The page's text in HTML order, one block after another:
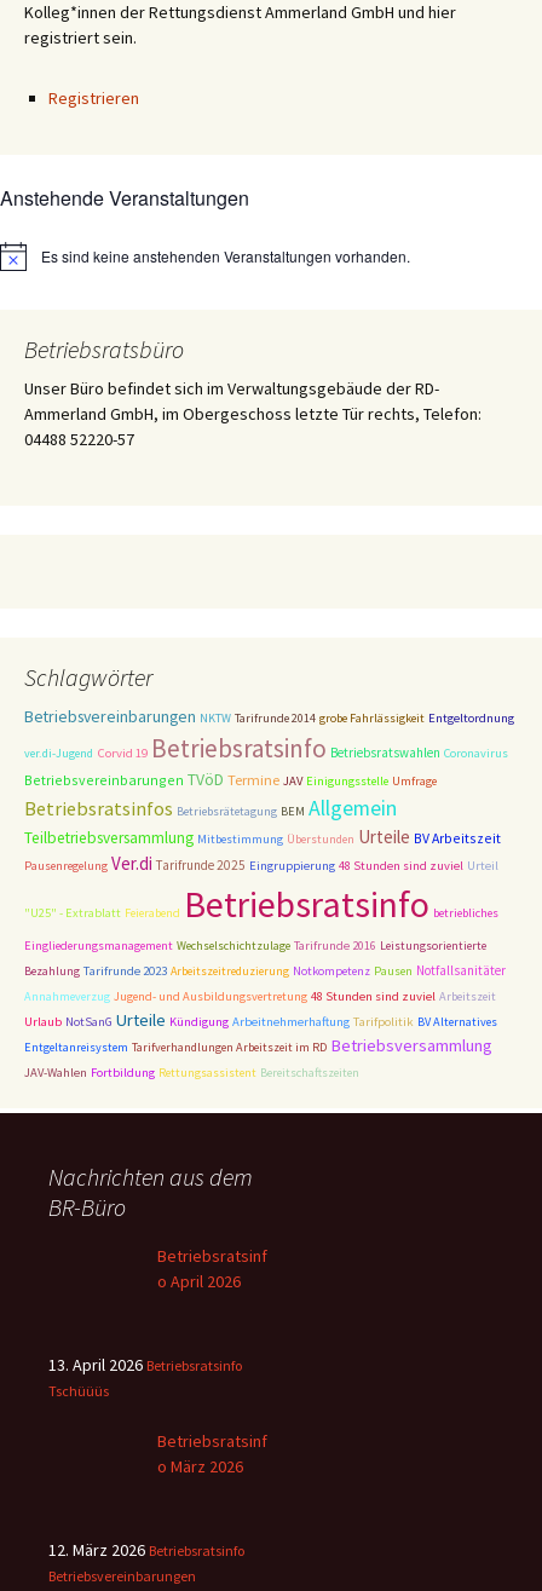
Kolleg*innen der Rettungsdienst Ammerland GmbH und hier
registriert sein.
Registrieren
Anstehende Veranstaltungen
HinweisEs sind keine anstehenden Veranstaltungen vorhanden.
Betriebsratsbüro
Unser Büro befindet sich im Verwaltungsgebäude der RD-
Ammerland GmbH, im Obergeschoss letzte Tür rechts, Telefon:
04488 52220-57
Schlagwörter
Betriebsvereinbarungen NKTW Tarifrunde 2014 grobe Fahrlässigkeit Entgeltordnung
ver.di-Jugend Corvid 19 Betriebsratsinfo Betriebsratswahlen Coronavirus
Betriebsvereinbarungen TVöD Termine JAV Einigungsstelle Umfrage
Betriebsratsinfos Betriebsrätetagung BEM Allgemein
Teilbetriebsversammlung Mitbestimmung Überstunden Urteile BV Arbeitszeit
Pausenregelung Ver.di Tarifrunde 2025 Eingruppierung 48 Stunden sind zuviel Urteil
"U25" - Extrablatt Feierabend Betriebsratsinfo betriebliches
Eingliederungsmanagement Wechselschichtzulage Tarifrunde 2016 Leistungsorientierte
Bezahlung Tarifrunde 2023 Arbeitszeitreduzierung Notkompetenz Pausen Notfallsanitäter
Annahmeverzug Jugend- und Ausbildungsvertretung 48 Stunden sind zuviel Arbeitszeit
Urlaub NotSanG Urteile Kündigung Arbeitnehmerhaftung Tarifpolitik BV Alternatives
Entgeltanreisystem Tarifverhandlungen Arbeitszeit im RD Betriebsversammlung
JAV-Wahlen Fortbildung Rettungsassistent Bereitschaftszeiten
Nachrichten aus dem
BR-Büro
Betriebsratsinf
o April 2026
13. April 2026 Betriebsratsinfo
Tschüüüs
Betriebsratsinf
o März 2026
12. März 2026 Betriebsratsinfo
Betriebsvereinbarungen